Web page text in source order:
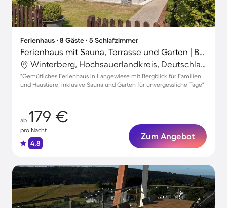
Ferienhaus ∙ 8 Gäste ∙ 5 Schlafzimmer
Ferienhaus mit Sauna, Terrasse und Garten | Bergblick
Winterberg, Hochsauerlandkreis, Deutschland
"Gemütliches Ferienhaus in Langewiese mit Bergblick für Familien
und Haustiere, inklusive Sauna und Garten für unvergessliche Tage"
ab 179 €
pro Nacht
4.8
Zum Angebot